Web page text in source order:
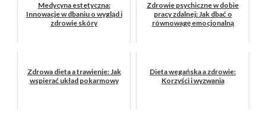
Medycyna estetyczna:
Innowacje w dbaniu o wygląd i
zdrowie skóry
Zdrowie psychiczne w dobie
pracy zdalnej: Jak dbać o
równowagę emocjonalną
Zdrowa dieta a trawienie: Jak
wspierać układ pokarmowy
Dieta wegańska a zdrowie:
Korzyści i wyzwania